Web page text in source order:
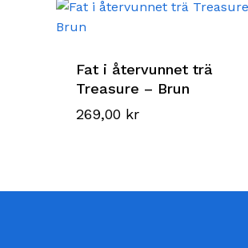
Fat i återvunnet trä
Treasure – Brun
269,00 kr